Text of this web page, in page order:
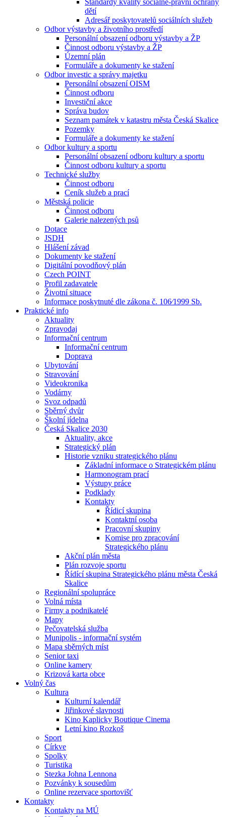
Standardy kvality sociálně-právní ochrany
dětí
Adresář poskytovatelů sociálních služeb
Odbor výstavby a životního prostředí
Personální obsazení odboru výstavby a ŽP
Činnost odboru výstavby a ŽP
Územní plán
Formuláře a dokumenty ke stažení
Odbor investic a správy majetku
Personální obsazení OISM
Činnost odboru
Investiční akce
Správa budov
Seznam památek v katastru města Česká Skalice
Pozemky
Formuláře a dokumenty ke stažení
Odbor kultury a sportu
Personální obsazení odboru kultury a sportu
Činnost odboru kultury a sportu
Technické služby
Činnost odboru
Ceník služeb a prací
Městská policie
Činnost odboru
Galerie nalezených psů
Dotace
JSDH
Hlášení závad
Dokumenty ke stažení
Digitální povodňový plán
Czech POINT
Profil zadavatele
Životní situace
Informace poskytnuté dle zákona č. 106⁄1999 Sb.
Praktické info
Aktuality
Zpravodaj
Informační centrum
Informační centrum
Doprava
Ubytování
Stravování
Videokronika
Vodárny
Svoz odpadů
Sběrný dvůr
Školní jídelna
Česká Skalice 2030
Aktuality, akce
Strategický plán
Historie vzniku strategického plánu
Základní informace o Strategickém plánu
Harmonogram prací
Výstupy práce
Podklady
Kontakty
Řídicí skupina
Kontaktní osoba
Pracovní skupiny
Komise pro zpracování
Strategického plánu
Akční plán města
Plán rozvoje sportu
Řídící skupina Strategického plánu města Česká
Skalice
Regionální spolupráce
Volná místa
Firmy a podnikatelé
Mapy
Pečovatelská služba
Munipolis - informační systém
Mapa sběrných míst
Senior taxi
Online kamery
Krizová karta obce
Volný čas
Kultura
Kulturní kalendář
Jiřinkové slavnosti
Kino Kaplicky Boutique Cinema
Letní kino Rozkoš
Sport
Církve
Spolky
Turistika
Stezka Johna Lennona
Pozvánky k sousedům
Online rezervace sportovišť
Kontakty
Kontakty na MÚ